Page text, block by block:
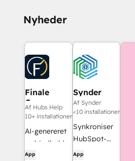
Nyheder
Finale
Composer
Af Hubs Help
10+ installationer
AI-genereret
webindhold,
udviklet til
App
Synder
Af Synder
<10 installationer
Synkroniser
HubSpot-
fakturaer
App